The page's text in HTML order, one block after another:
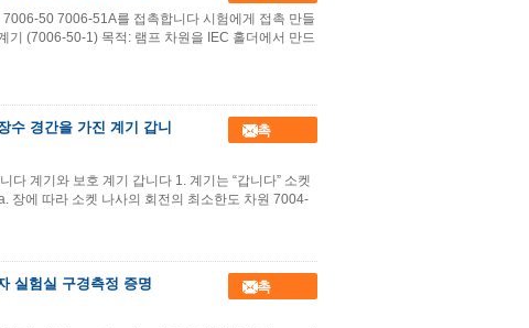
50 7006-51A를 접촉합니다 시험에게 접촉 만들
기 (7006-50-1) 목적: 램프 차원을 IEC 홀더에서 만드
수 경간을 가진 계기 갑니
접촉
계기와 보호 계기 갑니다 1. 계기는 “갑니다” 소켓
장에 따라 소켓 나사의 회전의 최소한도 차원 7004-
실험실 구경측정 증명
접촉